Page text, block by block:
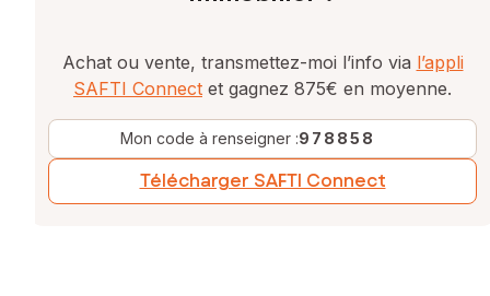
Achat ou vente, transmettez-moi l’info via l’appli
SAFTI Connect et gagnez 875€ en moyenne.
Mon code à renseigner :978858
Télécharger SAFTI Connect